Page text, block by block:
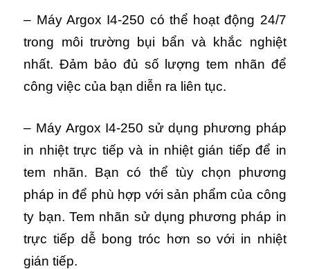
– Máy Argox I4-250 có thể hoạt động 24/7
trong môi trường bụi bẩn và khắc nghiệt
nhất. Đảm bảo đủ số lượng tem nhãn để
công việc của bạn diễn ra liên tục.
– Máy Argox I4-250 sử dụng phương pháp
in nhiệt trực tiếp và in nhiệt gián tiếp để in
tem nhãn. Bạn có thể tùy chọn phương
pháp in để phù hợp với sản phẩm của công
ty bạn. Tem nhãn sử dụng phương pháp in
trực tiếp dễ bong tróc hơn so với in nhiệt
gián tiếp.